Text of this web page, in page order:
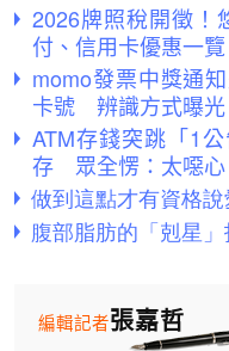
2026牌照稅開徵
付、信用卡優惠一覽
momo發票中獎通
卡號 辨識方式曝光
ATM存錢突跳「1
存 眾全愣：太噁心
張嘉哲
編輯記者